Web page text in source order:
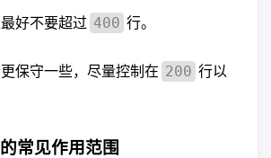
好不要超过 400 行。
保守一些，尽量控制在 200 行以
的常见作用范围